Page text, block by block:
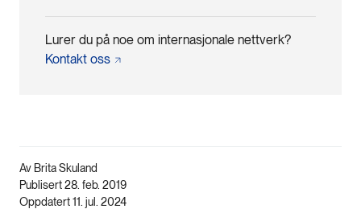
Lurer du på noe om internasjonale nettverk?
Kontakt oss
Av Brita Skuland
Publisert 28. feb. 2019
Oppdatert 11. jul. 2024